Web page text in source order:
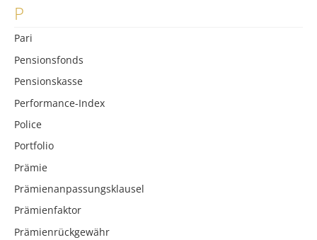
P
Pari
Pensionsfonds
Pensionskasse
Performance-Index
Police
Portfolio
Prämie
Prämienanpassungsklausel
Prämienfaktor
Prämienrückgewähr